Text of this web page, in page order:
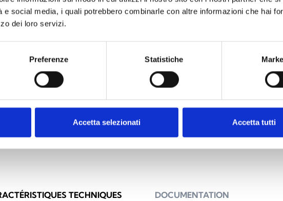
e social media, i quali potrebbero combinarle con altre informazioni che hai
dei loro servizi.
Preferenze Statistiche
Accetta selezionati Accetta tutti
V avec chargeur de
IPS12060S dans un
IPS12160G dans un
TECHNIQUES DOCUMENTATION